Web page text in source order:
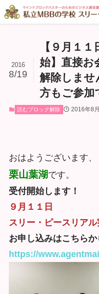
【９月１
始】直接お
解除しませ
方もご参加
2016
8/19
読むブロック解除 2016年8
おはようございます、
栗山葉湖です。
受付開始します！
９月１１日
スリー・ピースリア
お申し込みはこちらか
https://